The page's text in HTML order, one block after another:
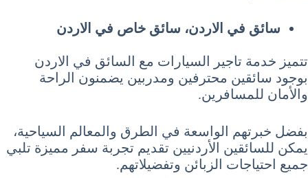
سائق في الاردن، سائق خاص في الاردن
تتميز خدمة تاجير السيارات مع السائق في الاردن
بوجود سائقين محترفين ومدربين يضمنون الراحة
والأمان للمسافرين.
بفضل خبرتهم الواسعة في الطرق والمعالم السياحية،
يمكن للسائقين الأردنيين تقديم تجربة سفر مميزة تلبي
جميع احتياجات الزبائن وتفضيلاتهم.